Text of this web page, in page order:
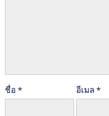
ชื่อ * อีเมล *